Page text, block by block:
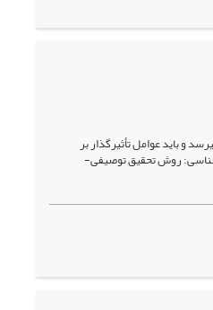
و باید عوامل تأثیرگذار بر
روش تحقیق توصیفی-